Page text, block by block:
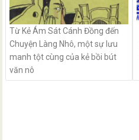
Từ Kẻ Ám Sát Cánh Đồng đến
Chuyện Làng Nhô, một sự lưu
manh tột cùng của kẻ bồi bút
văn nô